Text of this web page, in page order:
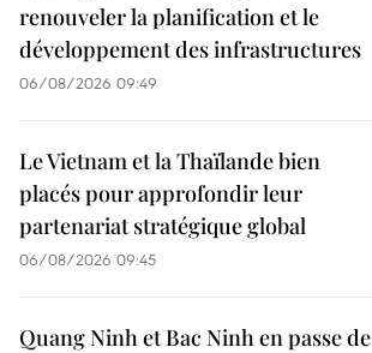
renouveler la planification et le
développement des infrastructures
06/08/2026 09:49
Le Vietnam et la Thaïlande bien
placés pour approfondir leur
partenariat stratégique global
06/08/2026 09:45
Quang Ninh et Bac Ninh en passe de